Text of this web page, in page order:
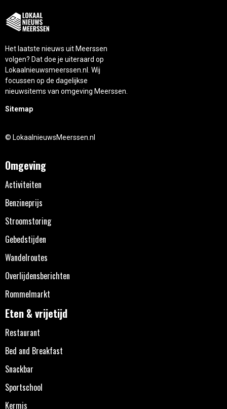
Het laatste nieuws uit Meerssen
volgen? Dat doe je uiteraard op
Lokaalnieuwsmeerssen.nl. Wij
focussen op de dagelijkse
nieuwsitems van omgeving Meerssen.
Sitemap
© LokaalnieuwsMeerssen.nl
Omgeving
Activiteiten
Benzineprijs
Stroomstoring
Gebedstijden
Wandelroutes
Overlijdensberichten
Rommelmarkt
Eten & vrijetijd
Restaurant
Bed and Breakfast
Snackbar
Sportschool
Kermis